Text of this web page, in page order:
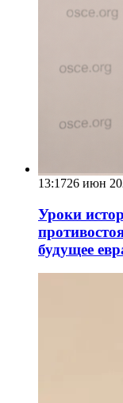
13:1726 июн
Уроки
будущее